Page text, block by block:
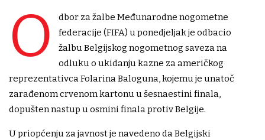
O
dbor za žalbe Međunarodne nogometne
federacije (FIFA) u ponedjeljak je odbacio
žalbu Belgijskog nogometnog saveza na
odluku o ukidanju kazne za američkog
reprezentativca Folarina Baloguna, kojemu je unatoč
zarađenom crvenom kartonu u šesnaestini finala,
dopušten nastup u osmini finala protiv Belgije.
U priopćenju za javnost je navedeno da Belgijski